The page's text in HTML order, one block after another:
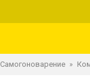
Самогоноварение »